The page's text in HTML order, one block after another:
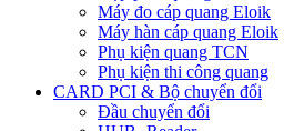
Máy đo cáp quang Eloik
Máy hàn cáp quang Eloik
Phụ kiện quang TCN
Phụ kiện thi công quang
CARD PCI & Bộ chuyển đổi
Đầu chuyển đổi